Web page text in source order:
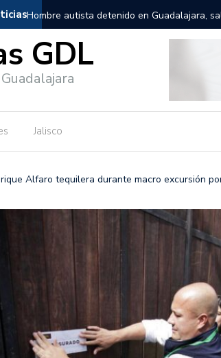
Títeres gigantes recorrerán las calles de
GDL
Jalisco
Alfaro tequilera durante macro excursión